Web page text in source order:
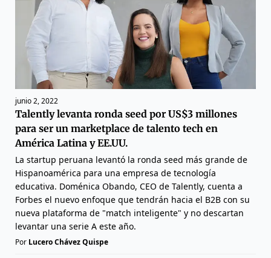
junio 2, 2022
Talently levanta ronda seed por US$3 millones
para ser un marketplace de talento tech en
América Latina y EE.UU.
La startup peruana levantó la ronda seed más grande de
Hispanoamérica para una empresa de tecnología
educativa. Doménica Obando, CEO de Talently, cuenta a
Forbes el nuevo enfoque que tendrán hacia el B2B con su
nueva plataforma de "match inteligente" y no descartan
levantar una serie A este año.
Por Lucero Chávez Quispe